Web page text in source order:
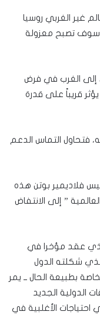
غير الغربي روسيا
سوف تصبح معزولة
إلى الغرب في فرض
قريباً على قدرة
فتحاول التماس الدعم
فلاديمير بوتن هذه
” إلى الانتفاض
عقد مؤخرا في
شكلته الدول
بطبيعة الحال ــ يمر
الدولية الجديد
احتياجات الأغلبية في